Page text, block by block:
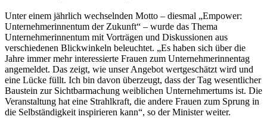
Unter einem jährlich wechselnden Motto – diesmal „Empower:
Unternehmerinnentum der Zukunft“ – wurde das Thema
Unternehmerinnentum mit Vorträgen und Diskussionen aus
verschiedenen Blickwinkeln beleuchtet. „Es haben sich über die
Jahre immer mehr interessierte Frauen zum Unternehmerinnentag
angemeldet. Das zeigt, wie unser Angebot wertgeschätzt wird und
eine Lücke füllt. Ich bin davon überzeugt, dass der Tag wesentlicher
Baustein zur Sichtbarmachung weiblichen Unternehmertums ist. Die
Veranstaltung hat eine Strahlkraft, die andere Frauen zum Sprung in
die Selbständigkeit inspirieren kann“, so der Minister weiter.